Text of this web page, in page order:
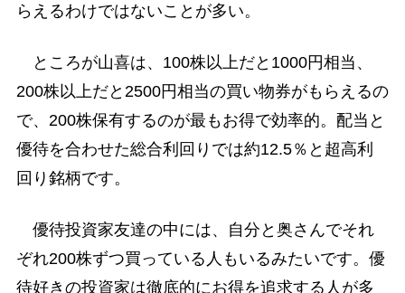
らえるわけではないことが多い。
ところが山喜は、100株以上だと1000円相当、
200株以上だと2500円相当の買い物券がもらえるの
で、200株保有するのが最もお得で効率的。配当と
優待を合わせた総合利回りでは約12.5％と超高利
回り銘柄です。
優待投資家友達の中には、自分と奥さんでそれ
ぞれ200株ずつ買っている人もいるみたいです。優
待好きの投資家は徹底的にお得を追求する人が多